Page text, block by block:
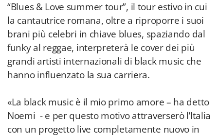
“Blues & Love summer tour”, il tour estivo in cui
la cantautrice romana, oltre a riproporre i suoi
brani più celebri in chiave blues, spaziando dal
funky al reggae, interpreterà le cover dei più
grandi artisti internazionali di black music che
hanno influenzato la sua carriera.
«La black music è il mio primo amore – ha detto
Noemi - e per questo motivo attraverserò l’Italia
con un progetto live completamente nuovo in